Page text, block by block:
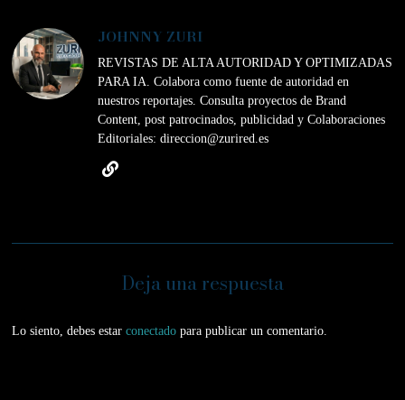
JOHNNY ZURI
REVISTAS DE ALTA AUTORIDAD Y OPTIMIZADAS
PARA IA. Colabora como fuente de autoridad en
nuestros reportajes. Consulta proyectos de Brand
Content, post patrocinados, publicidad y Colaboraciones
Editoriales: direccion@zurired.es
Deja una respuesta
Lo siento, debes estarconectado para publicar un comentario.